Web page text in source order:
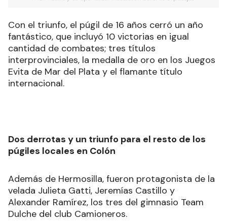
Con el triunfo, el púgil de 16 años cerró un año
fantástico, que incluyó 10 victorias en igual
cantidad de combates; tres títulos
interprovinciales, la medalla de oro en los Juegos
Evita de Mar del Plata y el flamante título
internacional.
Dos derrotas y un triunfo para el resto de los
púgiles locales en Colón
Además de Hermosilla, fueron protagonista de la
velada Julieta Gatti, Jeremías Castillo y
Alexander Ramírez, los tres del gimnasio Team
Dulche del club Camioneros.